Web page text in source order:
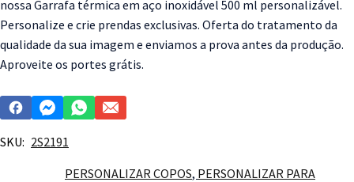
SKU: 2S2191
PERSONALIZAR COPOS, PERSONALIZAR PARA